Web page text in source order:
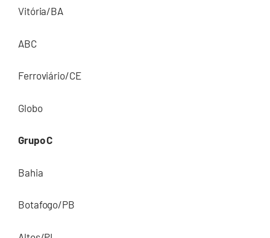
Vitória/BA
ABC
Ferroviário/CE
Globo
Grupo C
Bahia
Botafogo/PB